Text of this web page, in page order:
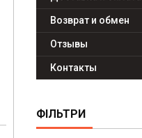
Возврат и обмен
Отзывы
Контакты
ФІЛЬТРИ